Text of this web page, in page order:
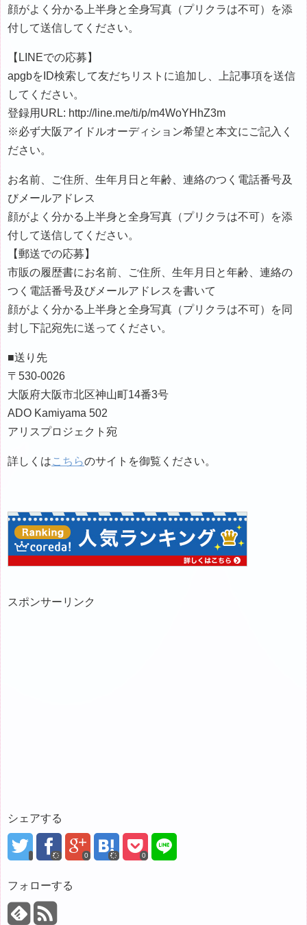
顔がよく分かる上半身と全身写真（プリクラは不可）を添
付して送信してください。
【LINEでの応募】
apgbをID検索して友だちリストに追加し、上記事項を送信
してください。
登録用URL: http://line.me/ti/p/m4WoYHhZ3m
※必ず大阪アイドルオーディション希望と本文にご記入く
ださい。
お名前、ご住所、生年月日と年齢、連絡のつく電話番号及
びメールアドレス
顔がよく分かる上半身と全身写真（プリクラは不可）を添
付して送信してください。
【郵送での応募】
市販の履歴書にお名前、ご住所、生年月日と年齢、連絡の
つく電話番号及びメールアドレスを書いて
顔がよく分かる上半身と全身写真（プリクラは不可）を同
封し下記宛先に送ってください。
■送り先
〒530-0026
大阪府大阪市北区神山町14番3号
ADO Kamiyama 502
アリスプロジェクト宛
詳しくはこちらのサイトを御覧ください。
スポンサーリンク
シェアする
0 0
フォローする